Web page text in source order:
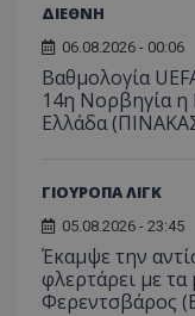
ΔΙΕΘΝΗ
06.08.2026 - 00:06
Βαθμολογία
14η Νορβηγία η
Ελλάδα
ΓΙΟΥΡΟΠΑ ΛΙΓΚ
05.08.2026 - 23:45
Έκαμψε την
φλερτάρει με
Φερεντσβάρος